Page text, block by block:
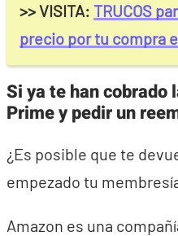
>> VISITA: TRUCOS
precio por tu compra
Si ya te han cobrado
Prime y pedir un
¿Es posible que te
empezado tu
Amazon es una